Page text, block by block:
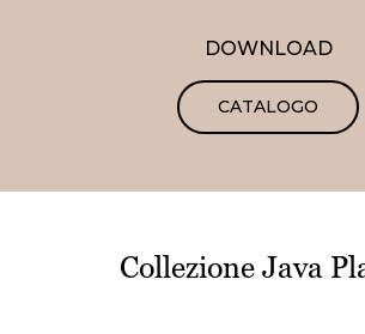
DOWNLOAD
CATALOGO
Collezione Java